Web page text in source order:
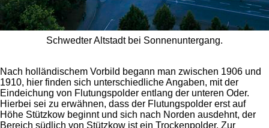
Schwedter Altstadt bei Sonnenuntergang.
Nach holländischem Vorbild begann man zwischen 1906 und
1910, hier finden sich unterschiedliche Angaben, mit der
Eindeichung von Flutungspolder entlang der unteren Oder.
Hierbei sei zu erwähnen, dass der Flutungspolder erst auf
Höhe Stützkow beginnt und sich nach Norden ausdehnt, der
Bereich südlich von Stützkow ist ein Trockenpolder. Zur